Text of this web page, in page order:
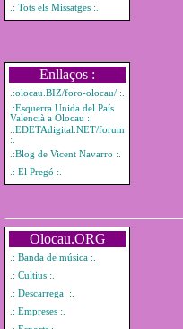
.: Tots els Missatges :.
Enllaços :
.:olocau.BIZ/foro-olocau/ :.
.:Esquerra Unida del País
Valencià a Olocau :.
.:EDETAdigital.NET/forum
:.
.:Blog de Vicent Navarro :.
.: El Pregó :.
Olocau.ORG
.: Banda de música :.
.: Cultius :.
.: Descarrega :.
.: Empreses :.